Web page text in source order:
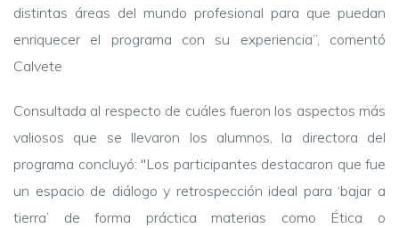
distintas áreas del mundo profesional para que puedan
enriquecer el programa con su experiencia”, comentó
Calvete
Consultada al respecto de cuáles fueron los aspectos más
valiosos que se llevaron los alumnos, la directora del
programa concluyó: "Los participantes destacaron que fue
un espacio de diálogo y retrospección ideal para ‘bajar a
tierra’ de forma práctica materias como Ética o